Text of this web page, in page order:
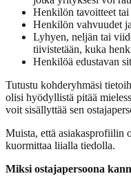
Henkilön tavoitteet tai
Henkilön vahvuudet
Lyhyen, neljän tai
tiivistetään, kuka
Henkilöä edustavan
Tutustu kohderyhmäsi
olisi hyödyllistä pitää
voit sisällyttää sen
Muista, että asiakasprofiilin
kuormittaa liialla tiedolla.
Miksi ostajapersoona